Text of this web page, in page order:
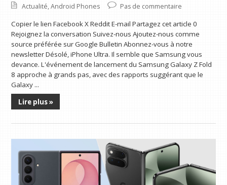
Actualité,Android Phones Pas de commentaire
Copier le lien Facebook X Reddit E-mail Partagez cet article 0
Rejoignez la conversation Suivez-nous Ajoutez-nous comme
source préférée sur Google Bulletin Abonnez-vous à notre
newsletter Désolé, iPhone Ultra. Il semble que Samsung vous
devance. L'événement de lancement du Samsung Galaxy Z Fold
8 approche à grands pas, avec des rapports suggérant que le
Galaxy ...
Lire plus »